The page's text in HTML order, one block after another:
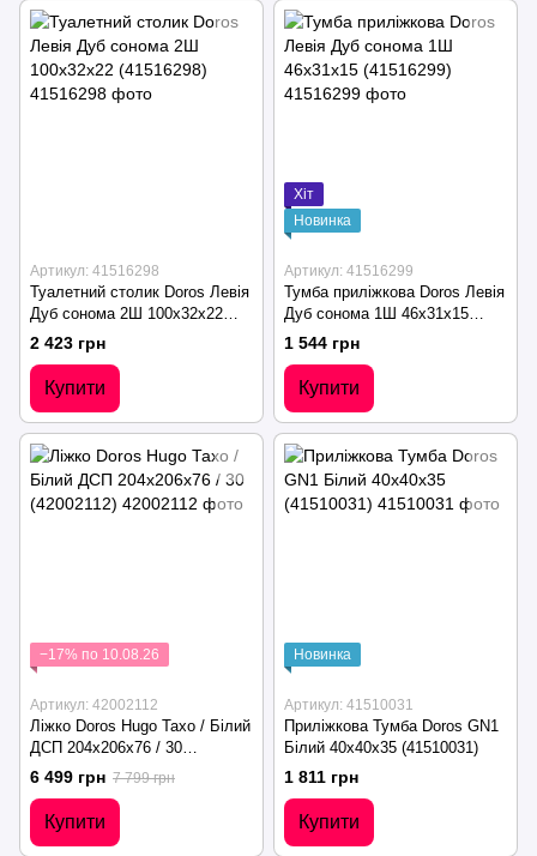
Артикул: 41516298
Туалетний столик Doros Левія
Дуб сонома 2Ш 100х32х22
(41516298)
2 423 грн
Купити
Хіт
Новинка
Артикул: 41516299
Тумба приліжкова Doros Левія
Дуб сонома 1Ш 46х31х15
(41516299)
1 544 грн
Купити
−17% по 10.08.26
Артикул: 42002112
Ліжко Doros Hugo Тахо / Білий
ДСП 204х206х76 / 30
(42002112)
6 499 грн 7 799 грн
Купити
Новинка
Артикул: 41510031
Приліжкова Тумба Doros GN1
Білий 40х40х35 (41510031)
1 811 грн
Купити